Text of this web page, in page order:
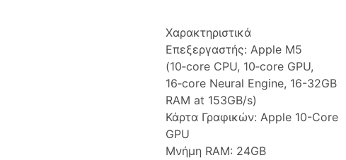
Χαρακτηριστικά
Επεξεργαστής: Apple M5
(10‑core CPU, 10‑core GPU,
16‑core Neural Engine, 16-32GB
RAM at 153GB/s)
Κάρτα Γραφικών: Apple 10-Core
GPU
Μνήμη RAM: 24GB